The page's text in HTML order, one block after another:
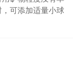
可添加适量小球